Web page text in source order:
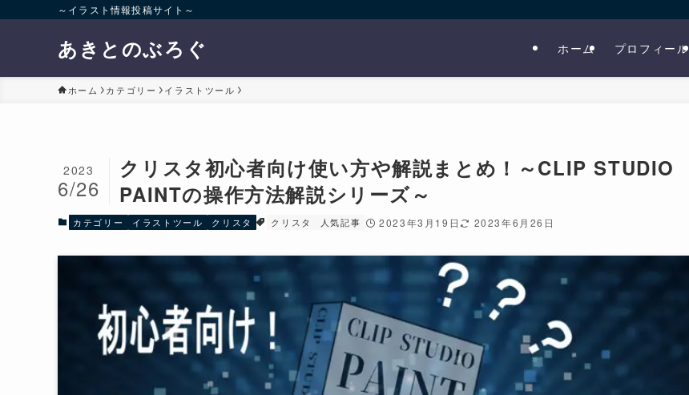
～イラスト情報投稿サイト～
あきとのぶろぐ ホーム プロフィール
ホーム カテゴリー イラストツール
クリスタ初心者向け使い方や解説まとめ！～CLIP STUDIO
PAINTの操作方法解説シリーズ～
2023
6/26
カテゴリー イラストツール クリスタ クリスタ 人気記事 2023年3月19日 2023年6月26日